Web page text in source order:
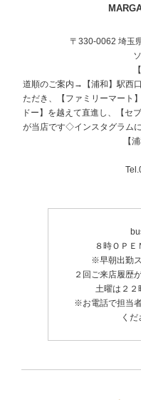
〒330-0062 埼玉
道順のご案内→【浦和】駅西
ただき、【ファミリーマート
ドー】を越えて直進し、【セ
が当店です◇インスタグラム
【
８時ＯＰＥ
※早朝出勤
２回ご来店履歴
土曜は２２
※お電話で担当
くだ